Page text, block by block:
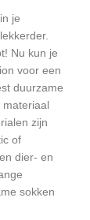
je
Nu kun je
voor een
duurzame
zijn
of
dier- en
sokken